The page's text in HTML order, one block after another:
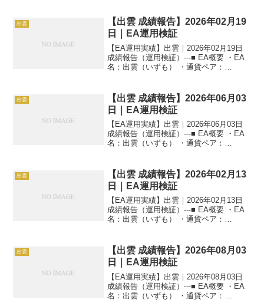
稼働 ---■ 本日の運用成績...
出雲
【出雲 成績報告】2026年02月19
日｜EA運用検証
【EA運用実績】出雲｜2026年02月19日
成績報告（運用検証）---■ EA概要 ・EA
名：出雲（いずも） ・通貨ペア：
稼働 ---■ 本日の運用成績...
出雲
【出雲 成績報告】2026年06月03
日｜EA運用検証
【EA運用実績】出雲｜2026年06月03日
成績報告（運用検証）---■ EA概要 ・EA
名：出雲（いずも） ・通貨ペア：
稼働 ---■ 本日の運用成績...
出雲
【出雲 成績報告】2026年02月13
日｜EA運用検証
【EA運用実績】出雲｜2026年02月13日
成績報告（運用検証）---■ EA概要 ・EA
名：出雲（いずも） ・通貨ペア：
稼働 ---■ 本日の運用成績...
出雲
【出雲 成績報告】2026年08月03
日｜EA運用検証
【EA運用実績】出雲｜2026年08月03日
成績報告（運用検証）---■ EA概要 ・EA
名：出雲（いずも） ・通貨ペア：